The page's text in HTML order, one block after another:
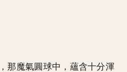
那魔氣圓球中，蘊含十分渾